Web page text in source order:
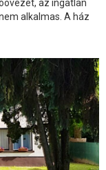
az ingatlan
alkalmas. A ház